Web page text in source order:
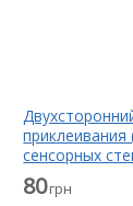
приклеивания
сенсорных
(тачскринов),
(модулей) и
80грн